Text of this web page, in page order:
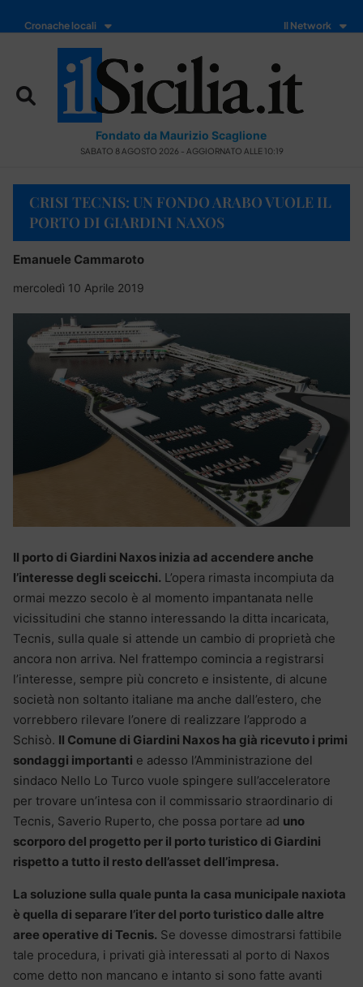
Cronache locali Il Network
Fondato da Maurizio Scaglione
SABATO 8 AGOSTO 2026 - AGGIORNATO ALLE 10:19
CRISI TECNIS: UN FONDO ARABO VUOLE IL
PORTO DI GIARDINI NAXOS
Emanuele Cammaroto
mercoledì 10 Aprile 2019
Il porto di Giardini Naxos inizia ad accendere anche
l’interesse degli sceicchi. L’opera rimasta incompiuta da
ormai mezzo secolo è al momento impantanata nelle
vicissitudini che stanno interessando la ditta incaricata,
Tecnis, sulla quale si attende un cambio di proprietà che
ancora non arriva. Nel frattempo comincia a registrarsi
l’interesse, sempre più concreto e insistente, di alcune
società non soltanto italiane ma anche dall’estero, che
vorrebbero rilevare l’onere di realizzare l’approdo a
Schisò. Il Comune di Giardini Naxos ha già ricevuto i primi
sondaggi importanti e adesso l’Amministrazione del
sindaco Nello Lo Turco vuole spingere sull’acceleratore
per trovare un’intesa con il commissario straordinario di
Tecnis, Saverio Ruperto, che possa portare ad uno
scorporo del progetto per il porto turistico di Giardini
rispetto a tutto il resto dell’asset dell’impresa.
La soluzione sulla quale punta la casa municipale naxiota
è quella di separare l’iter del porto turistico dalle altre
aree operative di Tecnis. Se dovesse dimostrarsi fattibile
tale procedura, i privati già interessati al porto di Naxos
come detto non mancano e intanto si sono fatte avanti